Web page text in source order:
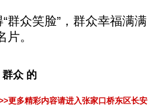
众笑脸”，群众幸福满满
。
众 的
更多精彩内容请进入张家口桥东区长